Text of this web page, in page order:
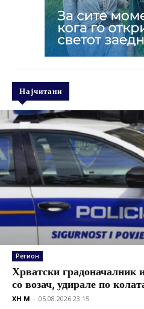
Најчитани
Регион
Хрватски градоначалник
со возач, удирале по
XH M - 05.08.2026 23:15